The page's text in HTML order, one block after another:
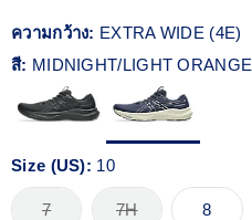
ความกว้าง: EXTRA WIDE (4E)
สี: MIDNIGHT/LIGHT ORANGE
Size (US): 10
7 7H 8